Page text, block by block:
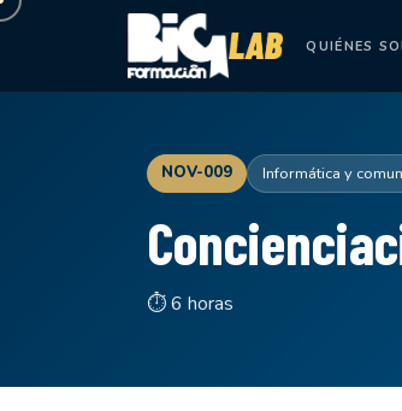
QUIÉNES
NOV-009 Informática y
⏱ 6 horas